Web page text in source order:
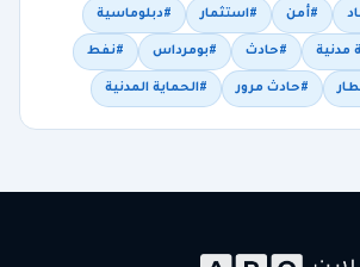
#أمن #استثمار #دبلوماسية
مدنية #حادث #بومرداس #نفط
#حادث مرور #الحماية المدنية